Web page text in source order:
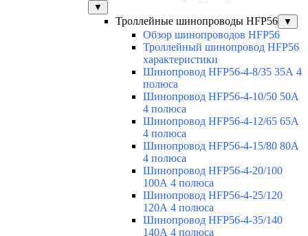
▼
Троллейные шинопроводы HFP56 ▼
Обзор шинопроводов HFP56
Троллейный шинопровод HFP56
характеристики
Шинопровод HFP56-4-8/35 35А 4
полюса
Шинопровод HFP56-4-10/50 50А
4 полюса
Шинопровод HFP56-4-12/65 65А
4 полюса
Шинопровод HFP56-4-15/80 80А
4 полюса
Шинопровод HFP56-4-20/100
100А 4 полюса
Шинопровод HFP56-4-25/120
120А 4 полюса
Шинопровод HFP56-4-35/140
140А 4 полюса